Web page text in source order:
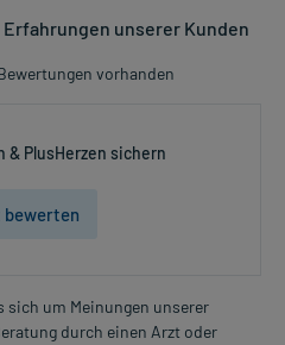
unserer Kunden
vorhanden
& PlusHerzen sichern
sich um Meinungen unserer
durch einen Arzt oder